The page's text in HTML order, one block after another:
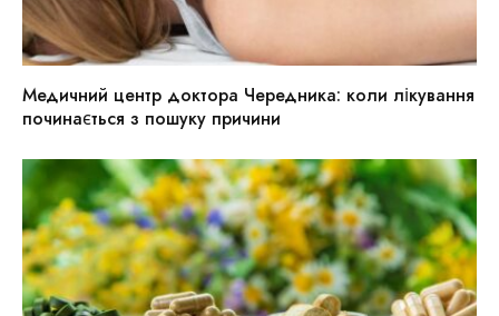
Медичний центр доктора Чередника: коли лікування
починається з пошуку причини